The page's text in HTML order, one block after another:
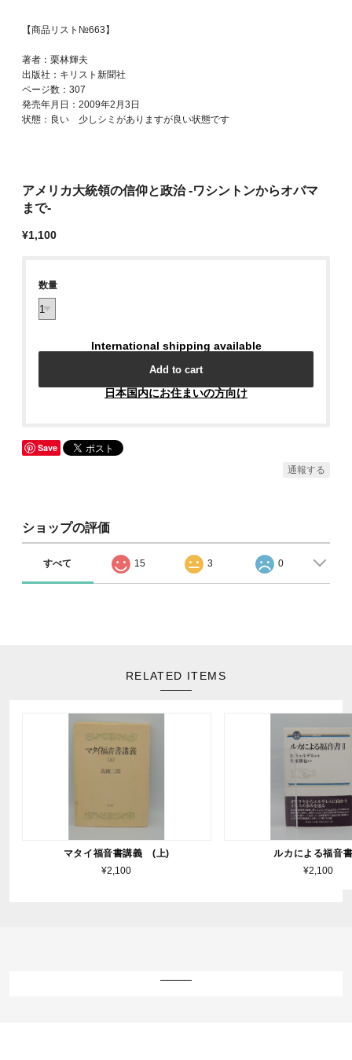
【商品リスト№663】
著者：栗林輝夫
出版社：キリスト新聞社
ページ数：307
発売年月日：2009年2月3日
状態：良い 少しシミがありますが良い状態です
アメリカ大統領の信仰と政治 -ワシントンからオバマ
まで-
¥1,100
数量
International shipping available
Add to cart
日本国内にお住まいの方向け
Save
通報する
ショップの評価
すべて 15 3 0
RELATED ITEMS
マタイ福音書講義 (上)
¥2,100
ルカによる福音
¥2,100